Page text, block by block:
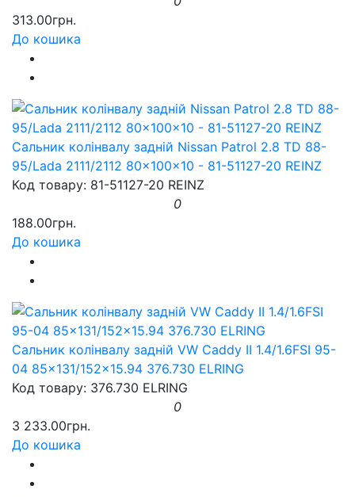
313.00грн.
До кошика
Сальник колінвалу задній Nissan Patrol 2.8 TD 88-
95/Lada 2111/2112 80x100x10 - 81-51127-20 REINZ
Код товару: 81-51127-20 REINZ
0
188.00грн.
До кошика
Сальник колінвалу задній VW Caddy II 1.4/1.6FSI 95-
04 85x131/152x15.94 376.730 ELRING
Код товару: 376.730 ELRING
0
3 233.00грн.
До кошика